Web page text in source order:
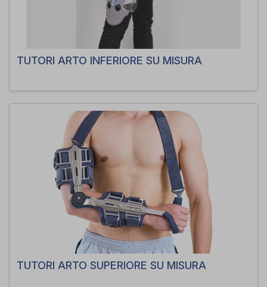
TUTORI ARTO INFERIORE SU MISURA
TUTORI ARTO SUPERIORE SU MISURA